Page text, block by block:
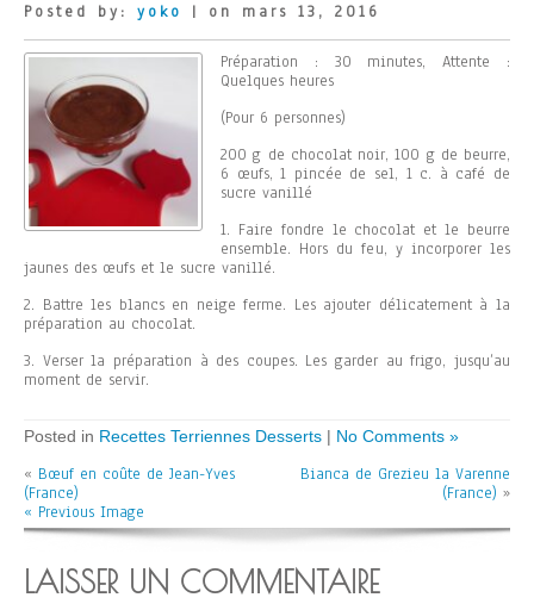
Posted by: yoko | on mars 13, 2016
Préparation : 30 minutes, Attente :
Quelques heures
(Pour 6 personnes)
200 g de chocolat noir, 100 g de beurre,
6 œufs, 1 pincée de sel, 1 c. à café de
sucre vanillé
1. Faire fondre le chocolat et le beurre
ensemble. Hors du feu, y incorporer les
jaunes des œufs et le sucre vanillé.
2. Battre les blancs en neige ferme. Les ajouter délicatement à la
préparation au chocolat.
3. Verser la préparation à des coupes. Les garder au frigo, jusqu’au
moment de servir.
Posted in Recettes Terriennes Desserts | No Comments »
« Bœuf en coûte de Jean-Yves
(France)
Bianca de Grezieu la Varenne
(France) »
« Previous Image
LAISSER UN COMMENTAIRE